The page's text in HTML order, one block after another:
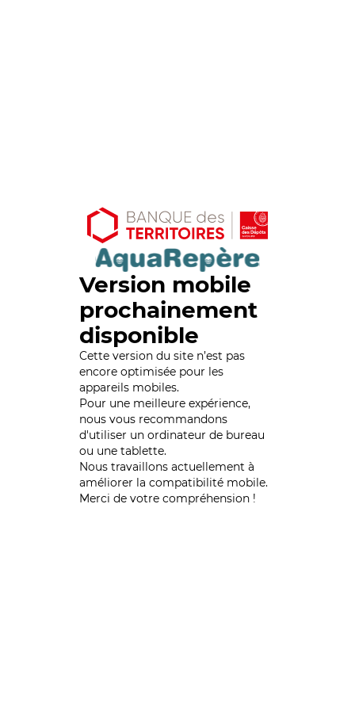
Version mobile
prochainement
disponible
Cette version du site n’est pas
encore optimisée pour les
appareils mobiles.
Pour une meilleure expérience,
nous vous recommandons
d'utiliser un ordinateur de bureau
ou une tablette.
Nous travaillons actuellement à
améliorer la compatibilité mobile.
Merci de votre compréhension !